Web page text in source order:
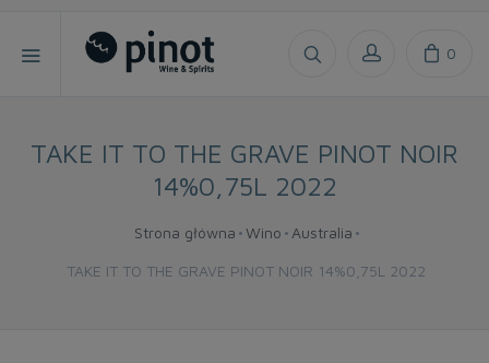
0
TAKE IT TO THE GRAVE PINOT NOIR
14%0,75L 2022
Strona główna Wino Australia
TAKE IT TO THE GRAVE PINOT NOIR 14%0,75L 2022